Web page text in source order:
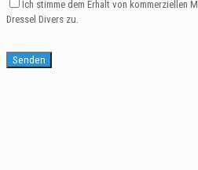
Ich stimme dem Erhalt von kommerziellen
Dressel Divers zu.